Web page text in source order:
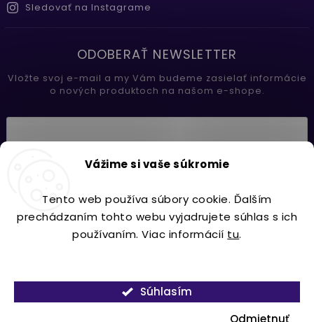
Vážime si vaše súkromie
Tento web používa súbory cookie. Ďalším
prechádzaním tohto webu vyjadrujete súhlas s ich
používaním. Viac informácií tu.
Odmietnuť
Súhlasím
Sledovať na Instagrame
ODOBERAŤ NEWSLETTER
Vložte svoj e-mail a my Vám budeme zasielať informácie
o nových produktoch na našom e-shope.
Prihlásiť sa
Copyright 2026Lavdecor.sk. Všetky práva vyhradené.
VytvořilShoptet| DesignShoptak.cz.